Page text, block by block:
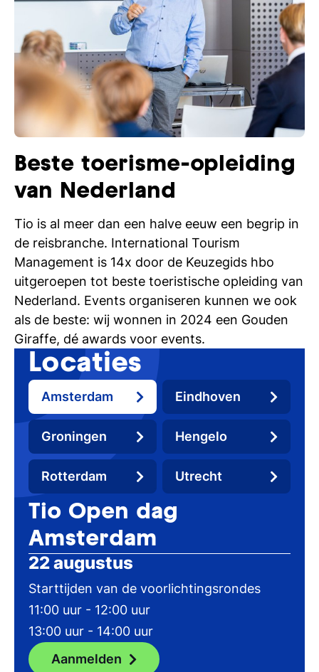
Beste toerisme-opleiding
van Nederland
Tio is al meer dan een halve eeuw een begrip in
de reisbranche. International Tourism
Management is 14x door de Keuzegids hbo
uitgeroepen tot beste toeristische opleiding van
Nederland. Events organiseren kunnen we ook
als de beste: wij wonnen in 2024 een Gouden
Giraffe, dé awards voor events.
Locaties
Amsterdam Eindhoven
Groningen Hengelo
Rotterdam Utrecht
Tio Open dag
Amsterdam
22 augustus
Starttijden van de voorlichtingsrondes
11:00 uur - 12:00 uur
13:00 uur - 14:00 uur
Aanmelden